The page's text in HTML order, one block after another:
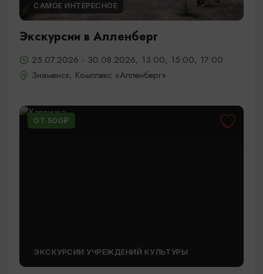
САМОЕ ИНТЕРЕСНОЕ
Экскурсии в Алленберг
25.07.2026 - 30.08.2026, 13:00, 15:00, 17:00
Знаменск, Комплекс «Алленберг»
ОТ 500₽
ЭКСКУРСИИ УЧРЕЖДЕНИЙ КУЛЬТУРЫ